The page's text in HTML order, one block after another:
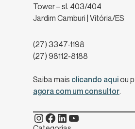
Tower – sl. 403/404
Jardim Camburi | Vitória/ES
(27) 3347-1198
(27) 98112-8188
Saiba mais clicando aquiou
agora com um consultor.